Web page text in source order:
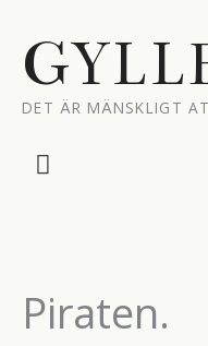
innehåll
DET ÄR MÄNSKLIGT
Huvudmeny
Piraten.